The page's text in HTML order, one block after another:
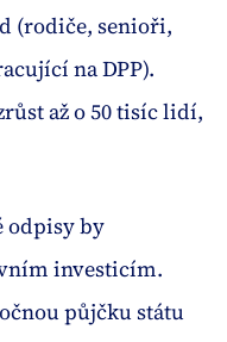
(rodiče, senioři,
na DPP).
až o 50 tisíc lidí,
odpisy by
investicím.
půjčku státu